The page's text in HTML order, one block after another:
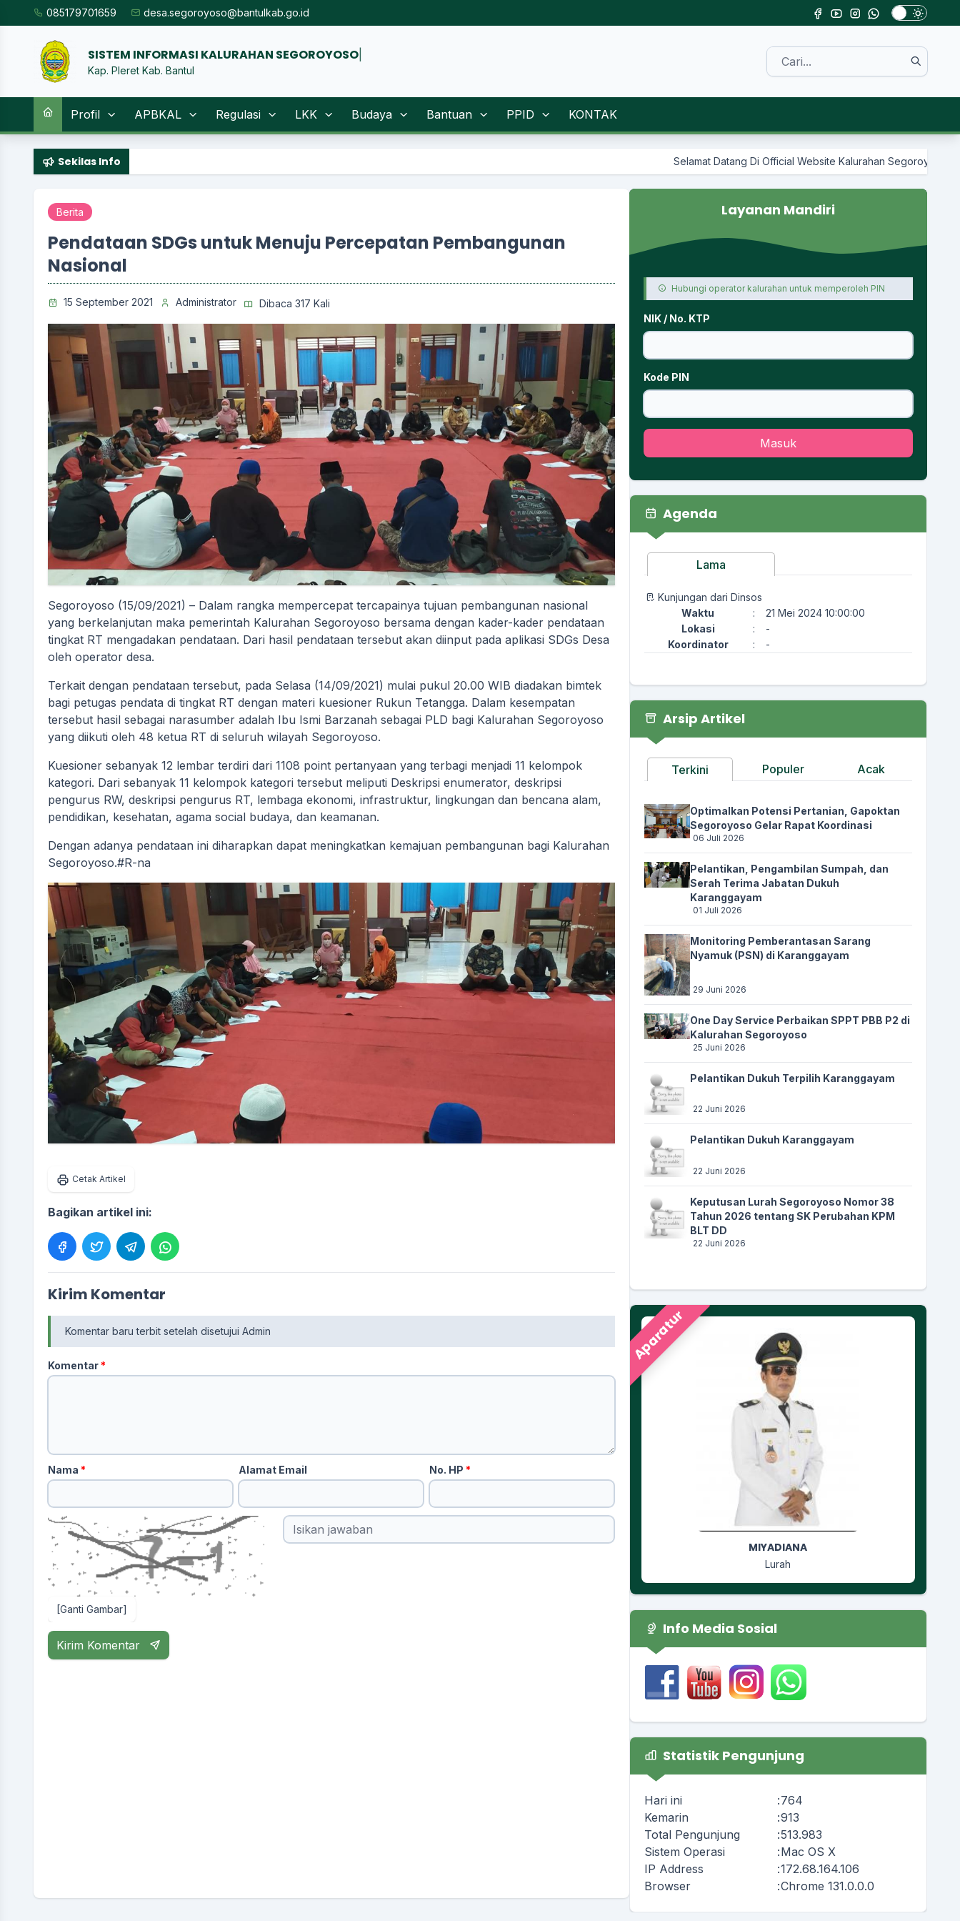
085179701659 desa.segoroyoso@bantulkab.go.id
SISTEM INFORMASI KA|
Kap. Pleret Kab. Bantul
Profil APBKAL Regulasi LKK Budaya Bantuan PPID KONTAK
Sekilas Info Selamat Datang Di Official Website Kalurahan Segoroyoso
Berita
Pendataan SDGs untuk Menuju Percepatan Pembangunan
Nasional
15 September 2021 Administrator Dibaca 317 Kali
Segoroyoso (15/09/2021) – Dalam rangka mempercepat tercapainya tujuan pembangunan nasional
yang berkelanjutan maka pemerintah Kalurahan Segoroyoso bersama dengan kader-kader pendataan
tingkat RT mengadakan pendataan. Dari hasil pendataan tersebut akan diinput pada aplikasi SDGs Desa
oleh operator desa.
Terkait dengan pendataan tersebut, pada Selasa (14/09/2021) mulai pukul 20.00 WIB diadakan bimtek
bagi petugas pendata di tingkat RT dengan materi kuesioner Rukun Tetangga. Dalam kesempatan
tersebut hasil sebagai narasumber adalah Ibu Ismi Barzanah sebagai PLD bagi Kalurahan Segoroyoso
yang diikuti oleh 48 ketua RT di seluruh wilayah Segoroyoso.
Kuesioner sebanyak 12 lembar terdiri dari 1108 point pertanyaan yang terbagi menjadi 11 kelompok
kategori. Dari sebanyak 11 kelompok kategori tersebut meliputi Deskripsi enumerator, deskripsi
pengurus RW, deskripsi pengurus RT, lembaga ekonomi, infrastruktur, lingkungan dan bencana alam,
pendidikan, kesehatan, agama social budaya, dan keamanan.
Dengan adanya pendataan ini diharapkan dapat meningkatkan kemajuan pembangunan bagi Kalurahan
Segoroyoso.#R-na
Cetak Artikel
Bagikan artikel ini:
Kirim Komentar
Komentar baru terbit setelah disetujui Admin
Komentar*
Nama * Alamat Email No. HP*
[Ganti Gambar]
Kirim Komentar
Layanan Mandiri
Hubungi operator kalurahan untuk memperoleh PIN
NIK / No. KTP
Kode PIN
Masuk
Agenda
Lama
Kunjungan dari Dinsos
Waktu
:
21 Mei 2024 10:00:00
Lokasi
:
-
Koordinator
: -
Arsip Artikel
Terkini Populer Acak
Optimalkan Potensi Pertanian, Gapoktan
Segoroyoso Gelar Rapat Koordinasi
06 Juli 2026
Pelantikan, Pengambilan Sumpah, dan
Serah Terima Jabatan Dukuh
Karanggayam
01 Juli 2026
Monitoring Pemberantasan Sarang
Nyamuk (PSN) di Karanggayam
29 Juni 2026
One Day Service Perbaikan SPPT PBB P2 di
Kalurahan Segoroyoso
25 Juni 2026
Pelantikan Dukuh Terpilih Karanggayam
22 Juni 2026
Pelantikan Dukuh Karanggayam
22 Juni 2026
Keputusan Lurah Segoroyoso Nomor 38
Tahun 2026 tentang SK Perubahan KPM
BLT DD
22 Juni 2026
Aparatur
DITA DWI PAMILASARI
Tata Laksana
MIYADIANA
RUSGIYANTI
Jagabaya
Info Media Sosial
Statistik Pengunjung
Hari ini :764
Kemarin
:913
Total Pengunjung
:513.983
Sistem Operasi
:Mac OS X
IP Address
:172.68.164.106
Browser
:Chrome 131.0.0.0